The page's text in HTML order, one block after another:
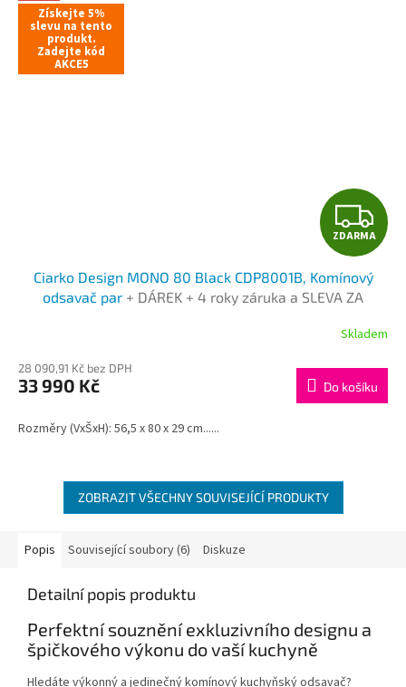
Získejte 5%
slevu na tento
produkt.
Zadejte kód
AKCE5
Z
D
A
R
M
A
ZDARMA
Ciarko Design MONO 80 Black CDP8001B, Komínový
odsavač par + DÁREK + 4 roky záruka a SLEVA ZA
Skladem
28 090,91 Kč bez DPH
33 990 Kč Do košíku
Rozměry (VxŠxH): 56,5 x 80 x 29 cm......
ZOBRAZIT VŠECHNY SOUVISEJÍCÍ PRODUKTY
Popis Související soubory (6) Diskuze
Detailní popis produktu
Perfektní souznění exkluzivního designu a
špičkového výkonu do vaší kuchyně
Hledáte výkonný a jedinečný komínový kuchyňský odsavač?